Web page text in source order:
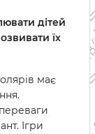
дітей
їх
має
Ігри